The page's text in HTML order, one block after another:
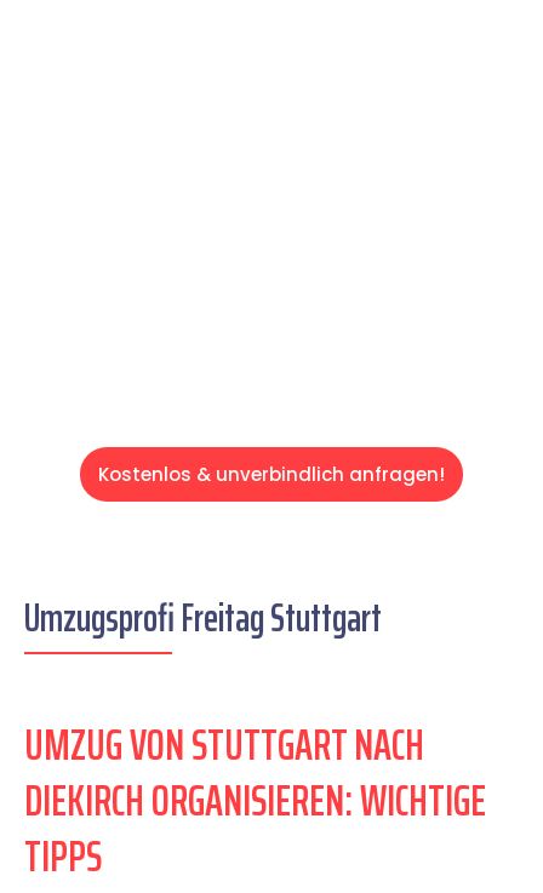
Kostenlos & unverbindlich anfragen!
Umzugsprofi Freitag Stuttgart
UMZUG VON STUTTGART NACH
DIEKIRCH ORGANISIEREN: WICHTIGE
TIPPS